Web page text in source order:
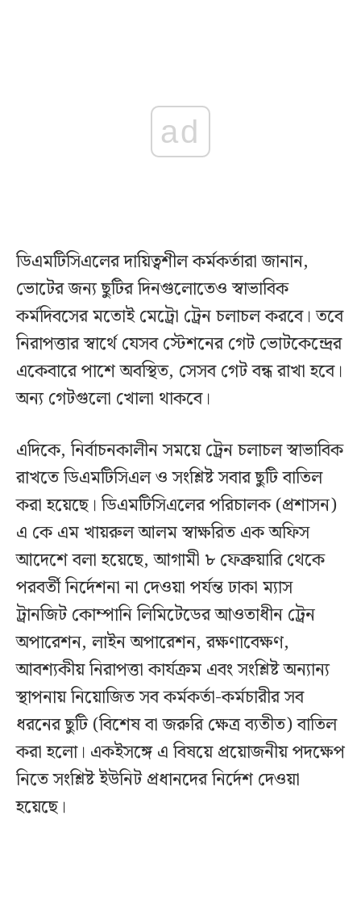
ad
ডিএমটিসিএলের দায়িত্বশীল কর্মকর্তারা জানান,
ভোটের জন্য ছুটির দিনগুলোতেও স্বাভাবিক
কর্মদিবসের মতোই মেট্রো ট্রেন চলাচল করবে। তবে
নিরাপত্তার স্বার্থে যেসব স্টেশনের গেট ভোটকেন্দ্রের
একেবারে পাশে অবস্থিত, সেসব গেট বন্ধ রাখা হবে।
অন্য গেটগুলো খোলা থাকবে।
এদিকে, নির্বাচনকালীন সময়ে ট্রেন চলাচল স্বাভাবিক
রাখতে ডিএমটিসিএল ও সংশ্লিষ্ট সবার ছুটি বাতিল
করা হয়েছে। ডিএমটিসিএলের পরিচালক (প্রশাসন)
এ কে এম খায়রুল আলম স্বাক্ষরিত এক অফিস
আদেশে বলা হয়েছে, আগামী ৮ ফেব্রুয়ারি থেকে
পরবর্তী নির্দেশনা না দেওয়া পর্যন্ত ঢাকা ম্যাস
ট্রানজিট কোম্পানি লিমিটেডের আওতাধীন ট্রেন
অপারেশন, লাইন অপারেশন, রক্ষণাবেক্ষণ,
আবশ্যকীয় নিরাপত্তা কার্যক্রম এবং সংশ্লিষ্ট অন্যান্য
স্থাপনায় নিয়োজিত সব কর্মকর্তা-কর্মচারীর সব
ধরনের ছুটি (বিশেষ বা জরুরি ক্ষেত্র ব্যতীত) বাতিল
করা হলো। একইসঙ্গে এ বিষয়ে প্রয়োজনীয় পদক্ষেপ
নিতে সংশ্লিষ্ট ইউনিট প্রধানদের নির্দেশ দেওয়া
হয়েছে।